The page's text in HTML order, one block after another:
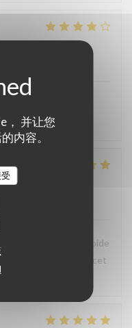
， 并让您
内容。
prijs kwaliteit,
du choix ,service rapide
pour cet